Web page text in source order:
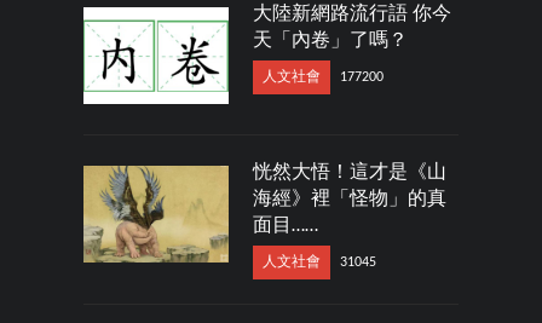
大陸新網路流行語 你今
天「內卷」了嗎？
人文社會 177200
恍然大悟！這才是《山
海經》裡「怪物」的真
面目……
人文社會 31045